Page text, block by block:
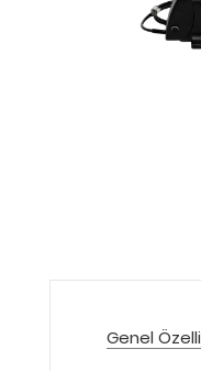
Genel